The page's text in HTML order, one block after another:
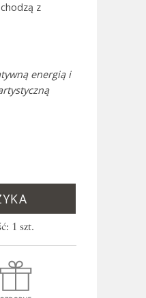
z
energią i
1 szt.